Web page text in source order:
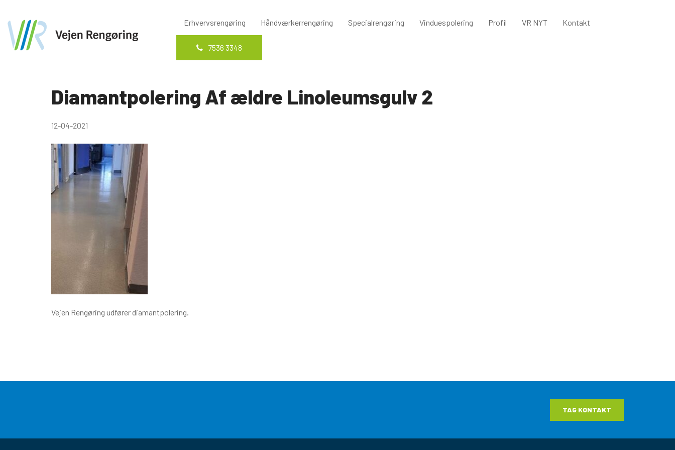
Erhvervsrengøring Håndværkerrengøring Specialrengøring Vinduespolering Profil VR NYT Kontakt
7536 3348
Diamantpolering Af ældre Linoleumsgulv 2
12-04-2021
Vejen Rengøring udfører diamantpolering.
TAG KONTAKT